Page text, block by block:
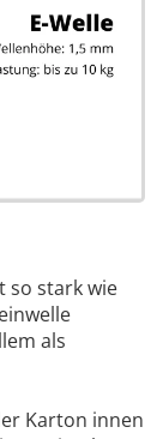
so stark wie
als
Karton innen